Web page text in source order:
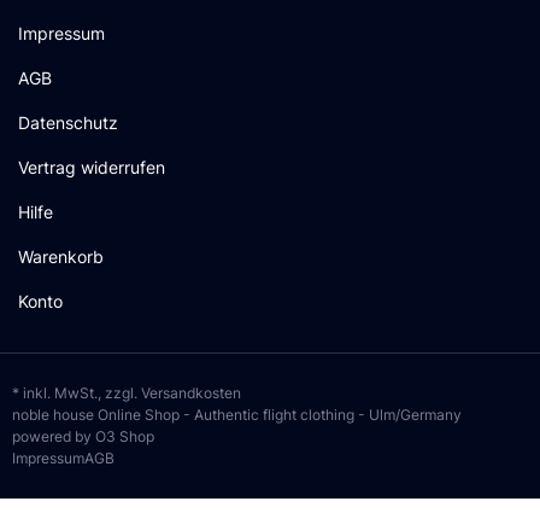
Impressum
AGB
Datenschutz
Vertrag widerrufen
Hilfe
Warenkorb
Konto
* inkl. MwSt., zzgl. Versandkosten
noble house Online Shop - Authentic flight clothing - Ulm/Germany
powered by O3 Shop
ImpressumAGB